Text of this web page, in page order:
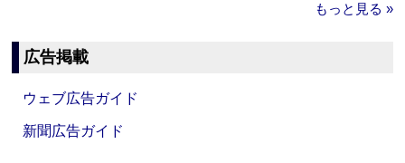
もっと見る »
広告掲載
ウェブ広告ガイド
新聞広告ガイド